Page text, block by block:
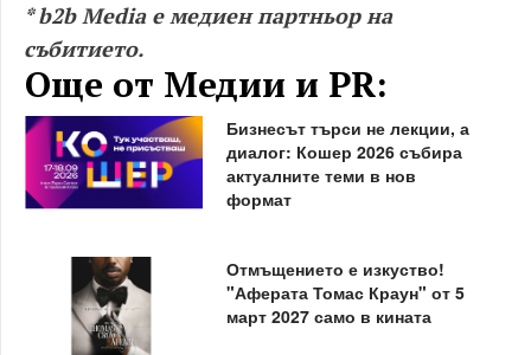
* b2b Media е медиен партньор на
събитието.
Още от Медии и PR:
Бизнесът търси не лекции, а
диалог: Кошер 2026 събира
актуалните теми в нов
формат
Отмъщението е изкуство!
"Аферата Томас Краун" от 5
март 2027 само в кината